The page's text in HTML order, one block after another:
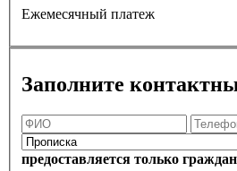
Ежемесячный платеж
Заполните
предоставляется только